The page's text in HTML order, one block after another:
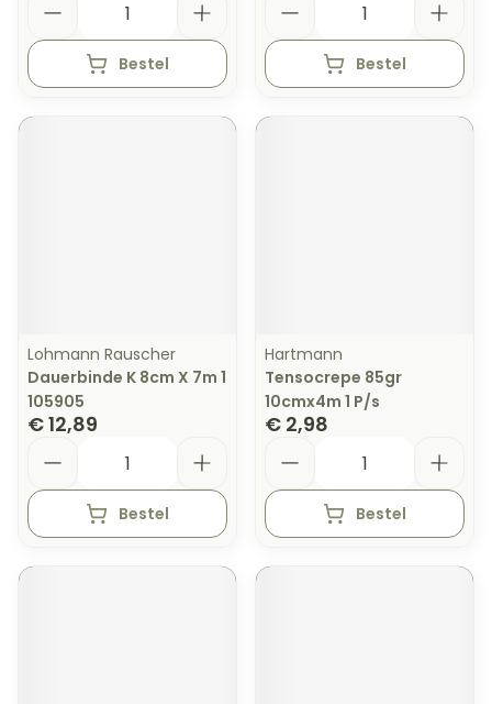
Bestel Bestel
Lohmann Rauscher
Dauerbinde K 8cm X 7m 1
105905
€ 12,89
Bestel
Hartmann
Tensocrepe 85gr
10cmx4m 1 P/s
€ 2,98
Bestel